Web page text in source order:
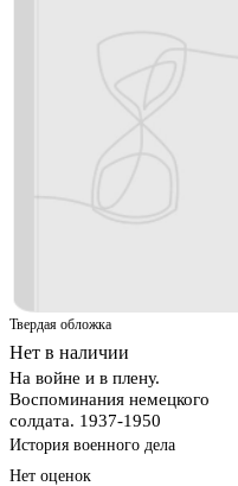
Твердая обложка
Нет в наличии
На войне и в плену.
Воспоминания немецкого
солдата. 1937-1950
История военного дела
Нет оценок